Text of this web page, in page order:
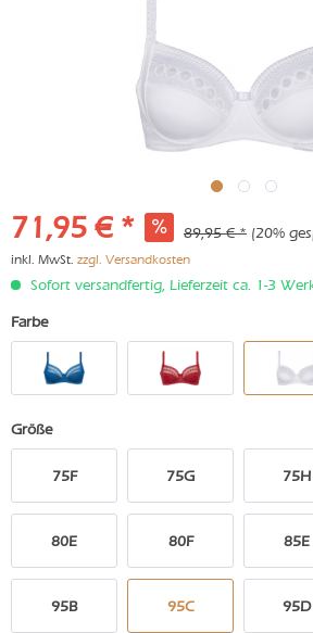
71,95 € * 89,95 € * (20%
inkl. MwSt. zzgl. Versandkosten
Sofort versandfertig, Lieferzeit ca. 1-3
Farbe
Größe
75F 75G 75H
80E 80F 85E
95B 95C 95D